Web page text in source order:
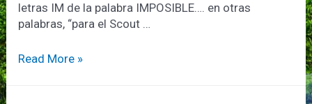
letras IM de la palabra IMPOSIBLE…. en otras
palabras, “para el Scout …
IM…
Read More »